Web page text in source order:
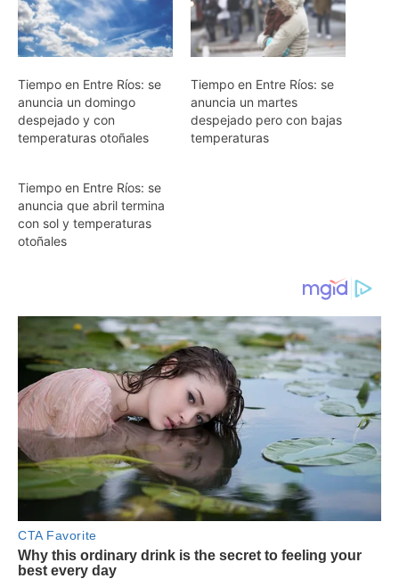
Tiempo en Entre Ríos: se
anuncia un domingo
despejado y con
temperaturas otoñales
Tiempo en Entre Ríos: se
anuncia un martes
despejado pero con bajas
temperaturas
Tiempo en Entre Ríos: se
anuncia que abril termina
con sol y temperaturas
otoñales